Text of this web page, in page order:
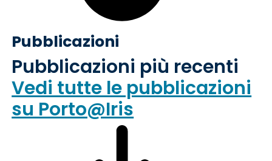
Pubblicazioni
Pubblicazioni più recenti
Vedi tutte le pubblicazioni
su Porto@Iris